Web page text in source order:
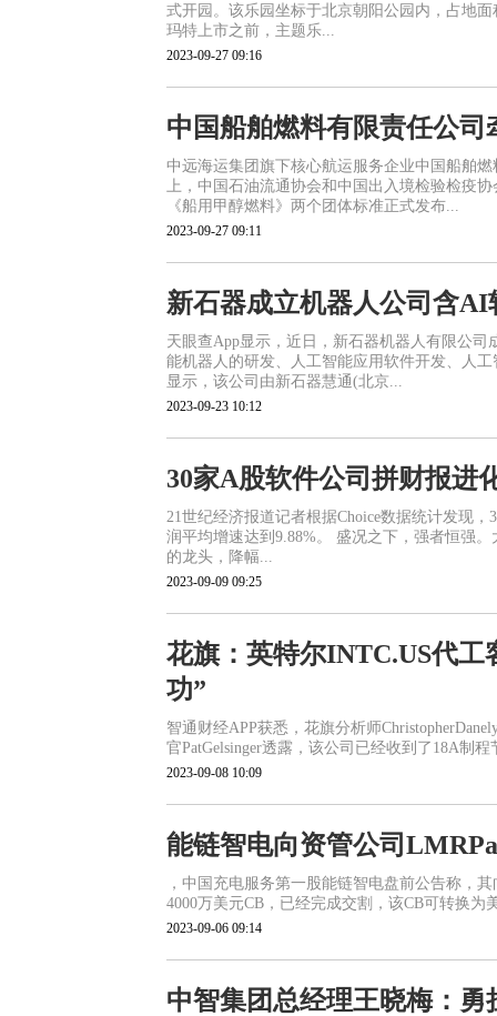
式开园。该乐园坐标于北京朝阳公园内，占地
玛特上市之前，主题乐...
2023-09-27 09:16
中国船舶燃料有限责任公
中远海运集团旗下核心航运服务企业中国船舶
上，中国石油流通协会和中国出入境检验检疫
《船用甲醇燃料》两个团体标准正式发布...
2023-09-27 09:11
新石器成立机器人公司含AI
天眼查App显示，近日，新石器机器人有限公
能机器人的研发、人工智能应用软件开发、人
显示，该公司由新石器慧通(北京...
2023-09-23 10:12
30家A股软件公司拼财报进
21世纪经济报道记者根据Choice数据统计发现
润平均增速达到9.88%。 盛况之下，强者恒强
的龙头，降幅...
2023-09-09 09:25
花旗：英特尔INTC.US代工
功”
智通财经APP获悉，花旗分析师
官PatGelsinger透露，该公司已经收到了18A制
2023-09-08 10:09
能链智电向资管公司
，中国充电服务第一股能链智电盘前公告称，
4000万美元CB，已经完成交割，该CB可转换
2023-09-06 09:14
中智集团总经理王晓梅：